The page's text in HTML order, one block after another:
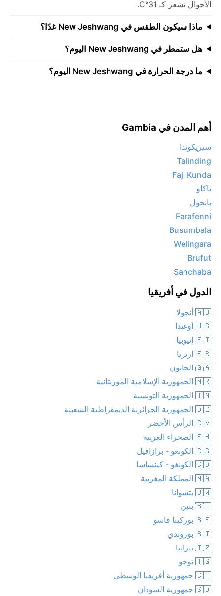
الأحوال تشعر كـ 31°C.
ماذا سيكون الطقس في New Jeshwang غدًا؟
هل ستمطر في New Jeshwang اليوم؟
ما درجة الحرارة في New Jeshwang اليوم؟
أهم المدن في Gambia
سيريكوندا
Talinding
Faji Kunda
باكاو
بانجول
Farafenni
Busumbala
Welingara
Brufut
Sanchaba
الدول في أفريقيا
🇦🇴 أنجولا
🇺🇬 أوغندا
🇪🇹 إثيوبيا
🇪🇷 ارتريا
🇬🇦 الجابون
🇲🇷 الجمهورية الإسلامية الموريتانية
🇹🇳 الجمهورية التونسية
🇩🇿 الجمهورية الجزائرية الديمقراطية الشعبية
🇨🇻 الرأس الأخضر
🇪🇭 الصحراء الغربية
🇨🇬 الكونغو - برازافيل
🇨🇩 الكونغو - كينشاسا
🇲🇦 المملكة المغربية
🇧🇼 بتسوانا
🇧🇯 بنين
🇧🇫 بوركينا فاسو
🇧🇮 بوروندي
🇹🇿 تنزانيا
🇹🇬 توجو
🇨🇫 جمهورية أفريقيا الوسطى
🇸🇩 جمهورية السودان